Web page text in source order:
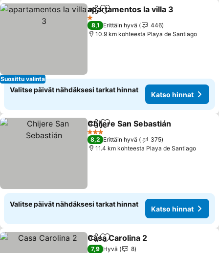
Suosittu valinta
Jaa Lisää suosikkeihin
apartamentos la villa 3
1 Tähtiluokitus
8,1 Erittäin hyvä
446
10.9 km kohteesta Playa de Santiago
Valitse päivät nähdäksesi tarkat hinnat
Katso hinnat
Jaa Lisää suosikkeihin
Chijere San Sebastián
3 Tähtiluokitus
8,2 Erittäin hyvä
375
11.4 km kohteesta Playa de Santiago
Valitse päivät nähdäksesi tarkat hinnat
Katso hinnat
Jaa Lisää suosikkeihin
Casa Carolina 2
7,9 Hyvä
8